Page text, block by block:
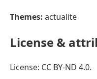
Themes: actualite
License &
License: CC BY-ND 4.0.